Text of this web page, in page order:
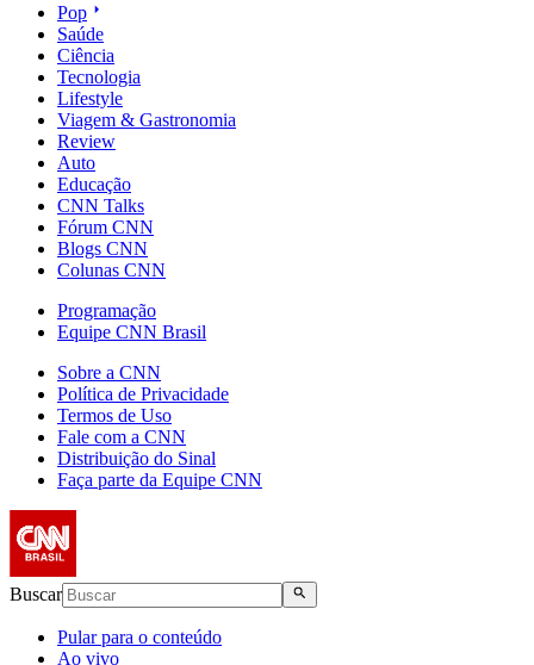
Pop
Saúde
Ciência
Tecnologia
Lifestyle
Viagem & Gastronomia
Review
Auto
Educação
CNN Talks
Fórum CNN
Blogs CNN
Colunas CNN
Programação
Equipe CNN Brasil
Sobre a CNN
Política de Privacidade
Termos de Uso
Fale com a CNN
Distribuição do Sinal
Faça parte da Equipe CNN
Buscar
Pular para o conteúdo
Ao vivo